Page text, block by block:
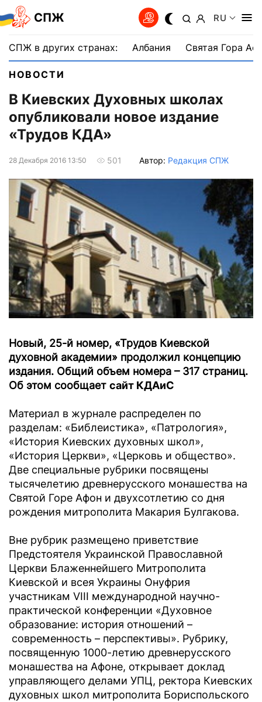
СПЖ RU
СПЖ в других странах: Албания Святая Гора
НОВОСТИ
В Киевских Духовных школах
опубликовали новое издание
«Трудов КДА»
28 Декабря 2016 13:50 501 Автор: Редакция СПЖ
Новый, 25-й номер, «Трудов Киевской
духовной академии» продолжил концепцию
издания. Общий объем номера – 317 страниц.
Об этом сообщает сайт КДАиС
Материал в журнале распределен по
разделам: «Библеистика», «Патрология»,
«История Киевских духовных школ»,
«История Церкви», «Церковь и общество».
Две специальные рубрики посвящены
тысячелетию древнерусского монашества на
Святой Горе Афон и двухсотлетию со дня
рождения митрополита Макария Булгакова.
Вне рубрик размещено приветствие
Предстоятеля Украинской Православной
Церкви Блаженнейшего Митрополита
Киевской и всея Украины Онуфрия
участникам VIII международной научно-
практической конференции «Духовное
образование: история отношений –
современность – перспективы». Рубрику,
посвященную 1000-летию древнерусского
монашества на Афоне, открывает доклад
управляющего делами УПЦ, ректора Киевских
духовных школ митрополита Бориспольского